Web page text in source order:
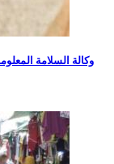
وكالة السلامة